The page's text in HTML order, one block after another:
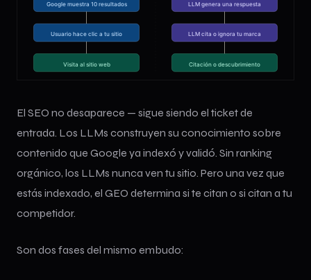
El SEO no desaparece — sigue siendo el ticket de
entrada. Los LLMs construyen su conocimiento sobre
contenido que Google ya indexó y validó. Sin ranking
orgánico, los LLMs nunca ven tu sitio. Pero una vez que
estás indexado, el GEO determina si te citan o si citan a tu
competidor.
Son dos fases del mismo embudo: